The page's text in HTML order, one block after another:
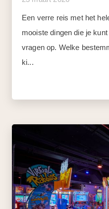
Een verre reis met het
mooiste dingen die je
vragen op. Welke
ki...